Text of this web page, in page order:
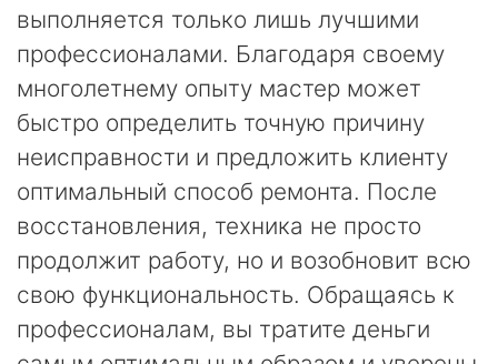
выполняется только лишь лучшими
профессионалами. Благодаря своему
многолетнему опыту мастер может
быстро определить точную причину
неисправности и предложить клиенту
оптимальный способ ремонта. После
восстановления, техника не просто
продолжит работу, но и возобновит всю
свою функциональность. Обращаясь к
профессионалам, вы тратите деньги